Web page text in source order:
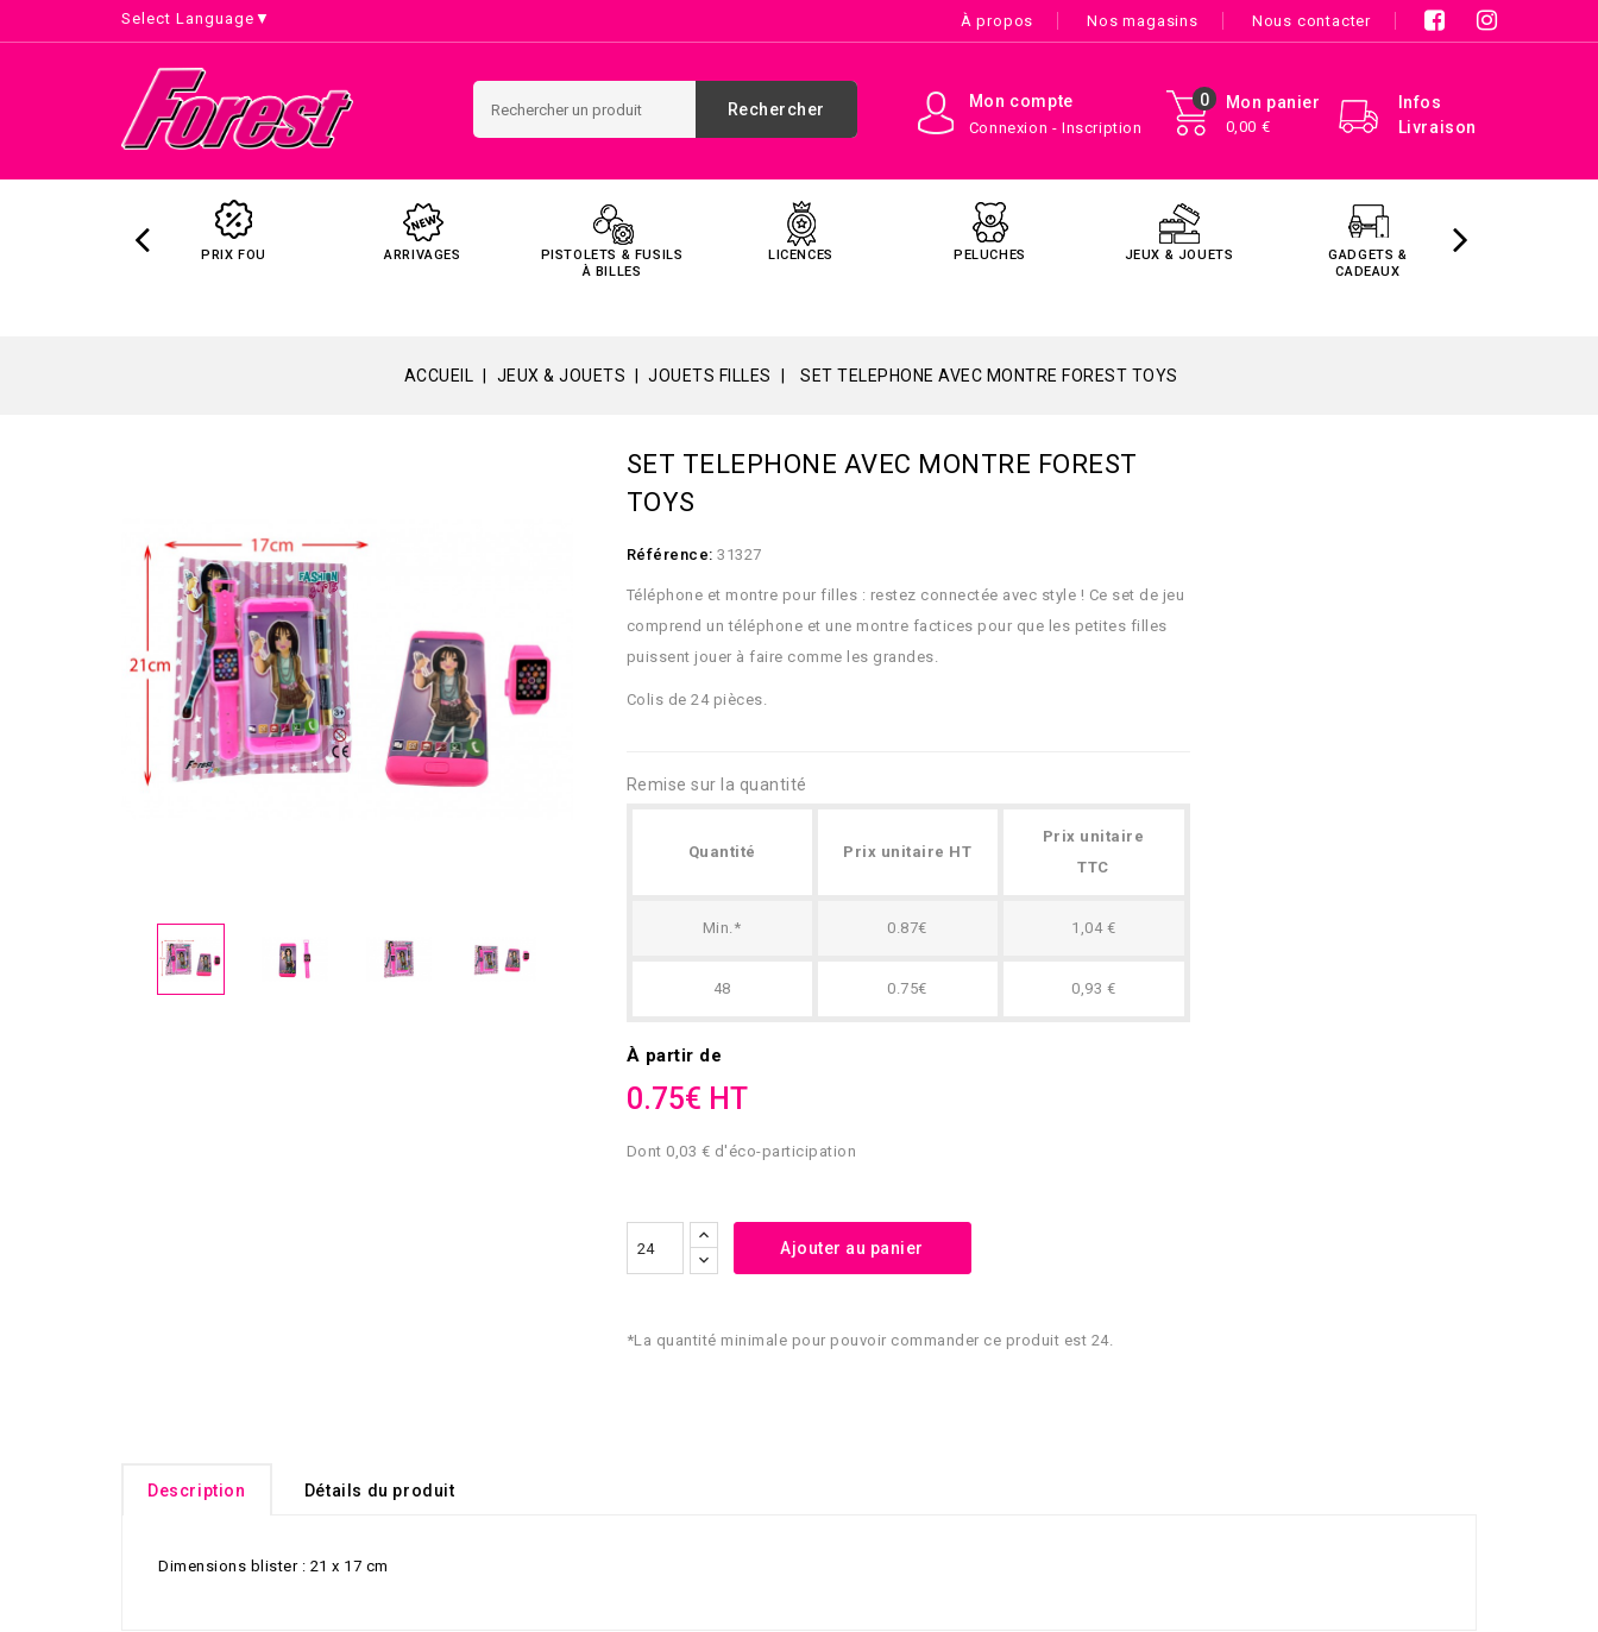
Select Language ▼ À propos Nos magasins Nous contacter
Infos
Livraison
Mon panier
0,00 €
0
Mon compte
Connexion - Inscription
Rechercher
PRIX FOU ARRIVAGES
PISTOLETS & FUSILS
À BILLES
LICENCES PELUCHES JEUX & JOUETS
GADGETS &
CADEAUX
ACCUEIL JEUX & JOUETS JOUETS FILLES SET TELEPHONE AVEC MONTRE FOREST TOYS
SET TELEPHONE AVEC MONTRE FOREST
TOYS
Référence: 31327
Téléphone et montre pour filles : restez connectée avec style ! Ce set de jeu
comprend un téléphone et une montre factices pour que les petites filles
puissent jouer à faire comme les grandes.
Colis de 24 pièces.
Remise sur la quantité
Quantité Prix unitaire HT
Prix unitaire
TTC
Min.* 0.87€ 1,04 €
48 0.75€ 0,93 €
À partir de
0.75€ HT
Dont 0,03 € d'éco-participation
Ajouter au panier
*La quantité minimale pour pouvoir commander ce produit est 24.
Description Détails du produit
Dimensions blister : 21 x 17 cm